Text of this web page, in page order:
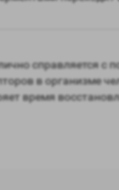
справляется
в организме
время